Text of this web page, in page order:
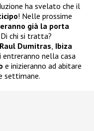
ha svelato che il
! Nelle prossime
già la porta
chi si tratta?
Raul Dumitras Ibiza
entreranno nella casa
e inizieranno ad abitare
settimane.